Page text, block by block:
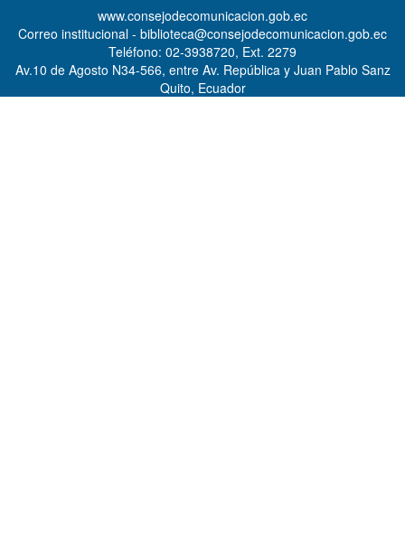
www.consejodecomunicacion.gob.ec
Correo institucional - biblioteca@consejodecomunicacion.gob.ec
Teléfono: 02-3938720, Ext. 2279
Av.10 de Agosto N34-566, entre Av. República y Juan Pablo Sanz
Quito, Ecuador